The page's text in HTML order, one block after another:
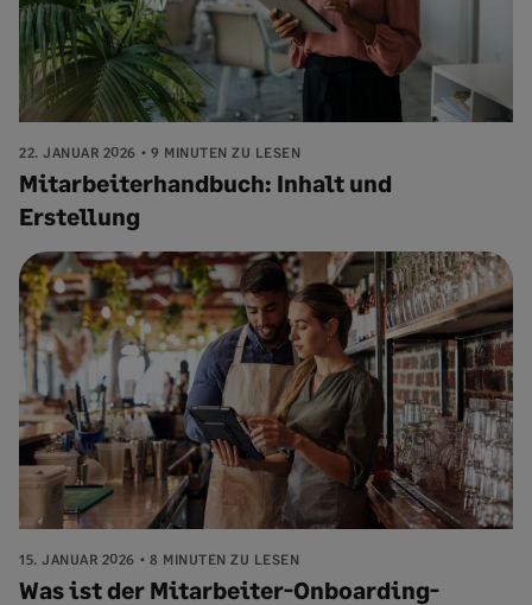
22. JANUAR 2026 9 MINUTEN ZU LESEN
Mitarbeiterhandbuch: Inhalt und
Erstellung
15. JANUAR 2026 8 MINUTEN ZU LESEN
Was ist der Mitarbeiter-Onboarding-